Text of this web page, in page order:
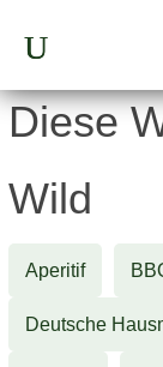
Diese
Wild
Aperitif
Deutsche